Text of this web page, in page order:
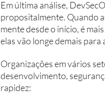
Em última análise,
propositalmente. Quando
mente desde o início, é
elas vão longe demais
Organizações em vários
desenvolvimento,
rapidez: